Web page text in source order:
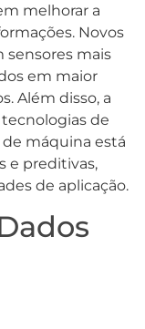
melhorar a
Novos
sensores mais
em maior
Além disso, a
de
máquina está
e preditivas,
de aplicação.